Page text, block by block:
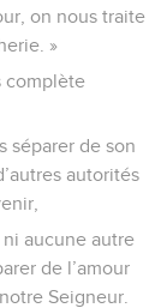
on nous traite
»
complète
séparer de son
autorités
ni aucune autre
de l’amour
Seigneur.